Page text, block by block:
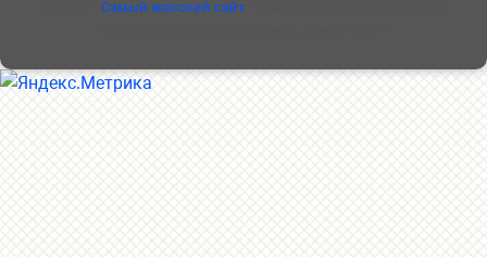
Самый женский сайт~ сайт для женщин о красоте,